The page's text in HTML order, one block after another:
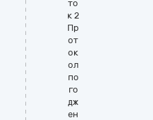
то
к 2
Пр
от
ок
ол
по
го
дж
ен